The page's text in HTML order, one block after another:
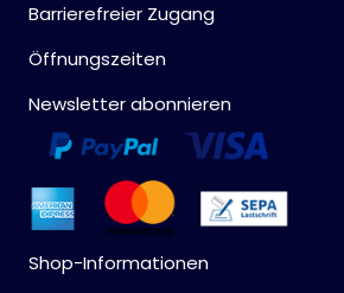
Barrierefreier Zugang
Öffnungszeiten
Newsletter abonnieren
Shop-Informationen